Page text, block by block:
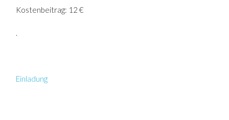
Kostenbeitrag: 12 €
.
Einladung